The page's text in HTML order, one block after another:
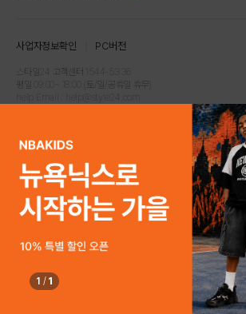
주소 : 서울시 강남구 논현로 633, 6층 (논현동, 한세엠케이빌딩)
사업자등록번호 : 116-81-32499
통신판매업신고번호 : 제 2024-서울강남-04239
고객센터 1544-5336(평일 09:00~ 18:00 토/일/공휴일 휴무)
사업자정보확인 PC버전
스타일24 고객센터 1544-5336
평일 09:00~ 18:00 (토/일/공휴일 휴무)
COPYRIGHTⓒ2021 STYLE24 ALL RIGHTS RESERVED.
1 / 1